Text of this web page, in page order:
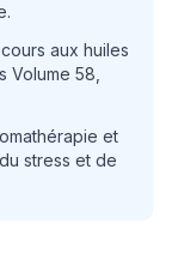
aux huiles
Volume 58,
et
stress et de